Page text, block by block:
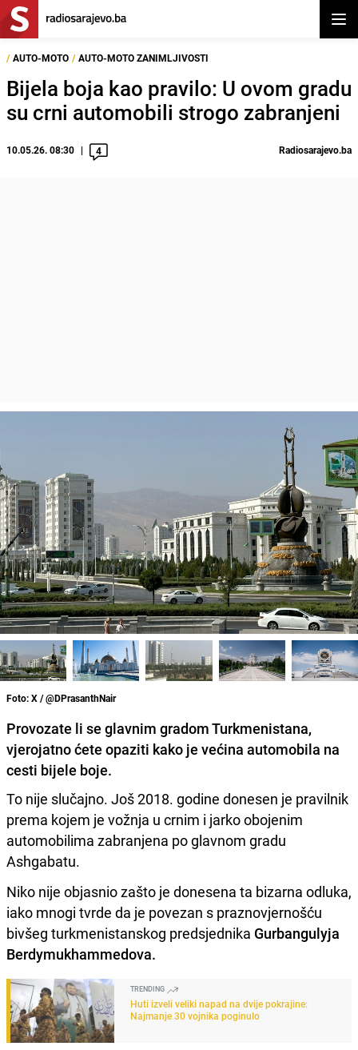
/ AUTO-MOTO / AUTO-MOTO ZANIMLJIVOSTI
Bijela boja kao pravilo: U ovom gradu
su crni automobili strogo zabranjeni
10.05.26. 08:30 4 Radiosarajevo.ba
Foto: X / @DPrasanthNair
Provozate li se glavnim gradom Turkmenistana,
vjerojatno ćete opaziti kako je većina automobila na
cesti bijele boje.
To nije slučajno. Još 2018. godine donesen je pravilnik
prema kojem je vožnja u crnim i jarko obojenim
automobilima zabranjena po glavnom gradu
Ashgabatu.
Niko nije objasnio zašto je donesena ta bizarna odluka,
iako mnogi tvrde da je povezan s praznovjernošću
bivšeg turkmenistanskog predsjednika Gurbangulyja
Berdymukhammedova.
TRENDING
Huti izveli veliki napad na dvije pokrajine:
Najmanje 30 vojnika poginulo